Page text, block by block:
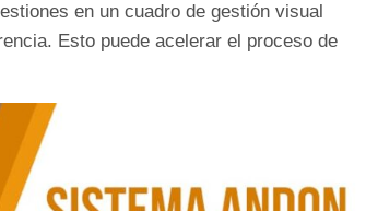
en un cuadro de gestión visual
Esto puede acelerar el proceso de